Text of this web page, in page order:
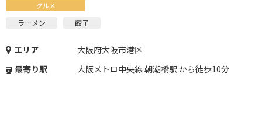
グルメ
ラーメン 餃子
エリア
大阪府大阪市港区
最寄り駅
大阪メトロ中央線 朝潮橋駅 から徒歩10分